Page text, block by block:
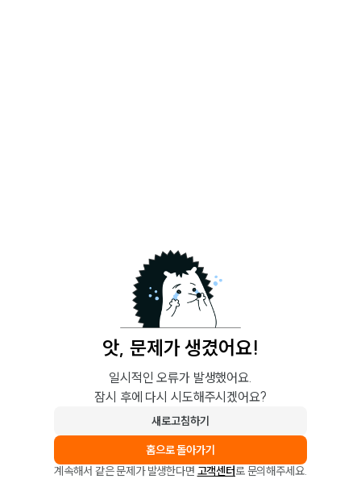
앗, 문제가 생겼어요!
일시적인 오류가 발생했어요.
잠시 후에 다시 시도해주시겠어요?
새로고침하기
홈으로 돌아가기
계속해서 같은 문제가 발생한다면 고객센터로 문의해주세요.